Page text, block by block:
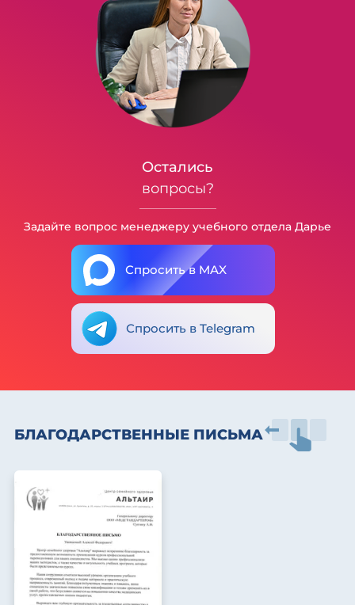
Остались
вопросы?
Задайте вопрос менеджеру учебного отдела Дарье
Спросить в MAX
Спросить в Telegram
БЛАГОДАРСТВЕННЫЕ ПИСЬМА